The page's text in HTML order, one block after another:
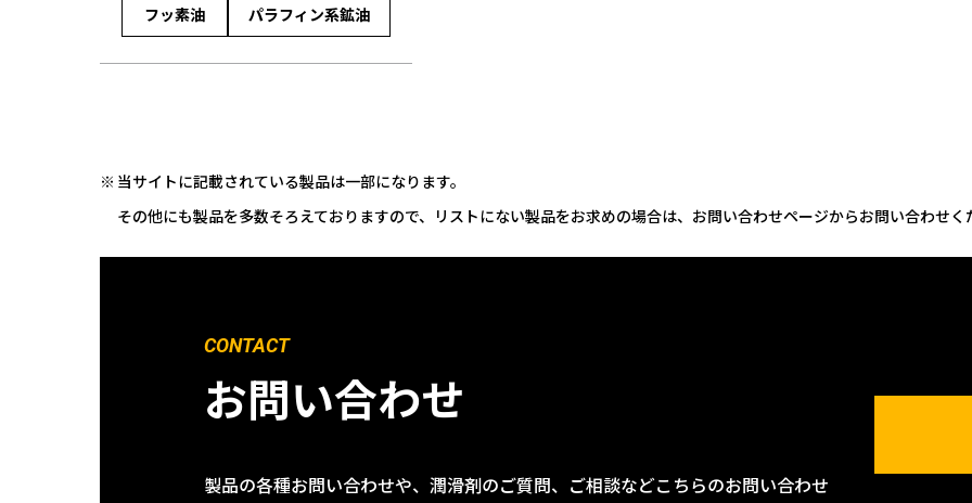
フッ素油 パラフィン系鉱油
当サイトに記載されている製品は一部になります。
その他にも製品を多数そろえておりますので、リストにない製品をお求めの場合は、お問い合わせページからお問い合わせく
CONTACT
お問い合わせ
製品の各種お問い合わせや、潤滑剤のご質問、ご相談などこちらのお問い合わせ